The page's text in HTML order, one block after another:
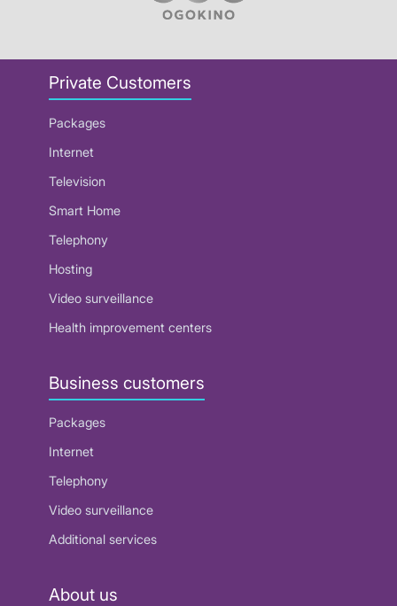
Private Customers
Packages
Internet
Television
Smart Home
Telephony
Hosting
Video surveillance
Health improvement centers
Business customers
Packages
Internet
Telephony
Video surveillance
Additional services
About us